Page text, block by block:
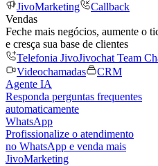
JivoMarketing
Callback
Vendas
Feche mais negócios, aumente o
e cresça sua base de clientes
Telefonia JivoJivochat Team
Videochamadas
CRM
Agente IA
Responda perguntas frequentes
automaticamente
WhatsApp
Profissionalize o atendimento
no WhatsApp e venda mais
JivoMarketing